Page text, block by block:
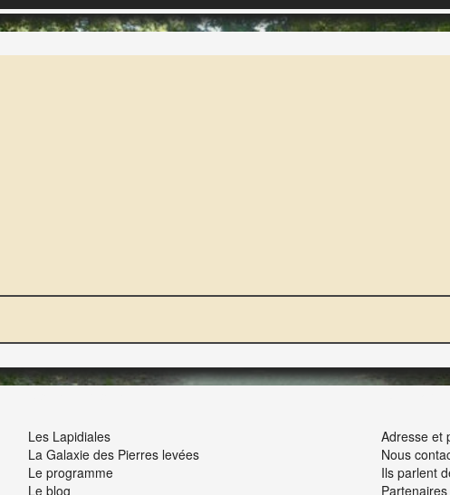
Les Lapidiales
La Galaxie des Pierres levées
Le programme
Le blog
Adresse et
Nous
Ils parlent
Partenaires